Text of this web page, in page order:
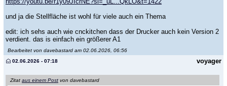
und ja die Stellfläche ist wohl für viele auch ein Thema
edit: ich sehs auch wie cnckitchen dass der Drucker auch kein Version 2
verdient. das is einfach ein größerer A1
Bearbeitet von davebastard am 02.06.2026, 06:56
voyager
02.06.2026 - 07:18
Zitat aus einem Post von davebastard